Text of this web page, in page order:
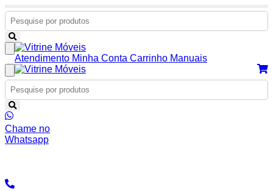
Atendimento Minha Conta Carrinho Manuais
Chame no
Whatsapp